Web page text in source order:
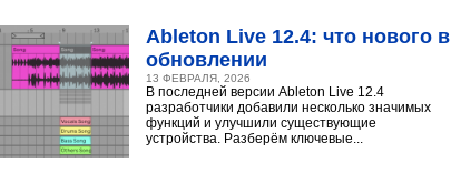
Ableton Live 12.4: что нового в
обновлении
13 ФЕВРАЛЯ, 2026
В последней версии Ableton Live 12.4
разработчики добавили несколько значимых
функций и улучшили существующие
устройства. Разберём ключевые...